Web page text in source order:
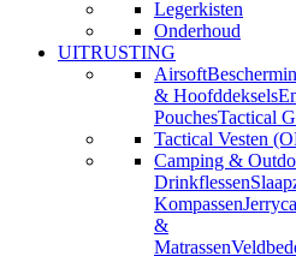
Legerkisten
Onderhoud
UITRUSTING
Airsoft
& Hoofddeksels
PouchesTactical
Tactical Vesten
Camping &
Drinkflessen
Kompassen
&
Matrassen